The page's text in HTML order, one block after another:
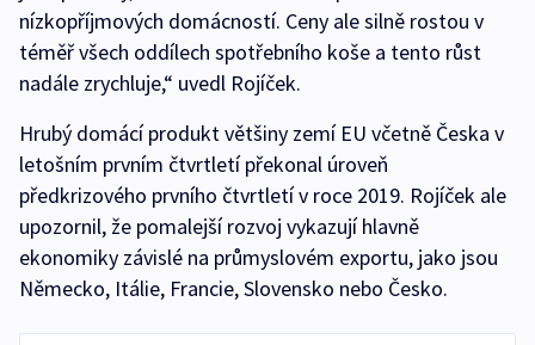
nízkopříjmových domácností. Ceny ale silně rostou v
téměř všech oddílech spotřebního koše a tento růst
nadále zrychluje,“ uvedl Rojíček.
Hrubý domácí produkt většiny zemí EU včetně Česka v
letošním prvním čtvrtletí překonal úroveň
předkrizového prvního čtvrtletí v roce 2019. Rojíček ale
upozornil, že pomalejší rozvoj vykazují hlavně
ekonomiky závislé na průmyslovém exportu, jako jsou
Německo, Itálie, Francie, Slovensko nebo Česko.